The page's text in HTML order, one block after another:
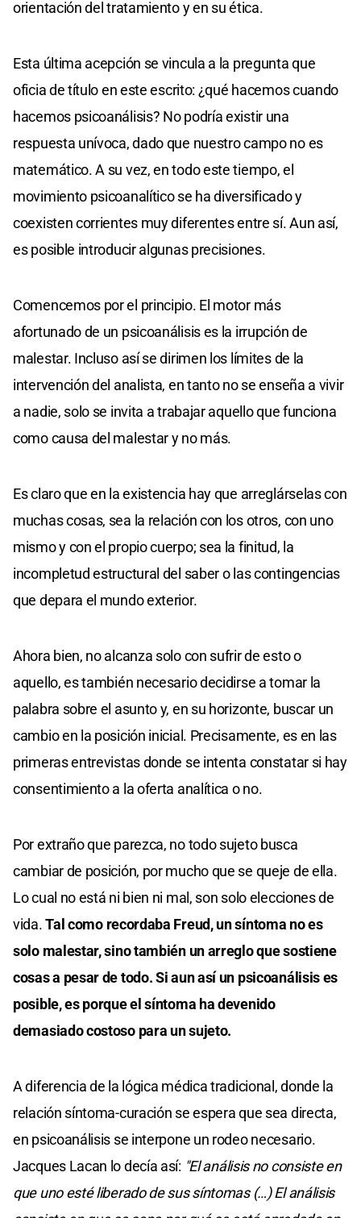
orientación del tratamiento y en su ética.
Esta última acepción se vincula a la pregunta que
oficia de título en este escrito: ¿qué hacemos cuando
hacemos psicoanálisis? No podría existir una
respuesta unívoca, dado que nuestro campo no es
matemático. A su vez, en todo este tiempo, el
movimiento psicoanalítico se ha diversificado y
coexisten corrientes muy diferentes entre sí. Aun así,
es posible introducir algunas precisiones.
Comencemos por el principio. El motor más
afortunado de un psicoanálisis es la irrupción de
malestar. Incluso así se dirimen los límites de la
intervención del analista, en tanto no se enseña a vivir
a nadie, solo se invita a trabajar aquello que funciona
como causa del malestar y no más.
Es claro que en la existencia hay que arreglárselas con
muchas cosas, sea la relación con los otros, con uno
mismo y con el propio cuerpo; sea la finitud, la
incompletud estructural del saber o las contingencias
que depara el mundo exterior.
Ahora bien, no alcanza solo con sufrir de esto o
aquello, es también necesario decidirse a tomar la
palabra sobre el asunto y, en su horizonte, buscar un
cambio en la posición inicial. Precisamente, es en las
primeras entrevistas donde se intenta constatar si hay
consentimiento a la oferta analítica o no.
Por extraño que parezca, no todo sujeto busca
cambiar de posición, por mucho que se queje de ella.
Lo cual no está ni bien ni mal, son solo elecciones de
vida.Tal como recordaba Freud, un síntoma no es
solo malestar, sino también un arreglo que sostiene
cosas a pesar de todo. Si aun así un psicoanálisis es
posible, es porque el síntoma ha devenido
demasiado costoso para un sujeto.
A diferencia de la lógica médica tradicional, donde la
relación síntoma-curación se espera que sea directa,
en psicoanálisis se interpone un rodeo necesario.
Jacques Lacan lo decía así: "El análisis no consiste en
que uno esté liberado de sus síntomas (…) El análisis